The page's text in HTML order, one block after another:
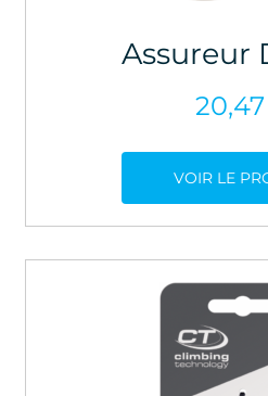
Assureur
20,47
VOIR LE